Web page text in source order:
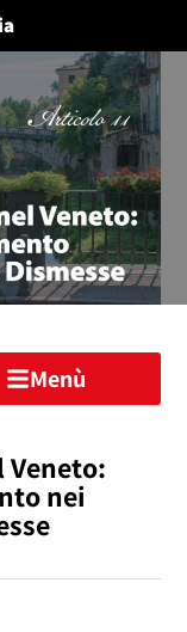
Menù
Veneto:
nei